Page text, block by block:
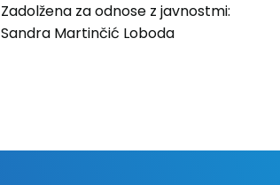
Zadolžena za odnose z javnostmi:
Sandra Martinčić Loboda